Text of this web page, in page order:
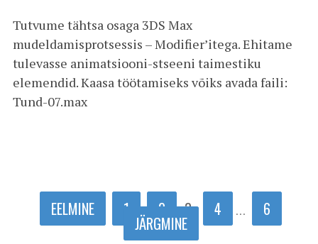
Tutvume tähtsa osaga 3DS Max
mudeldamisprotsessis – Modifier’itega. Ehitame
tulevasse animatsiooni-stseeni taimestiku
elemendid. Kaasa töötamiseks võiks avada faili:
Tund-07.max
EELMINE 1 2 3 4 … 6
JÄRGMINE